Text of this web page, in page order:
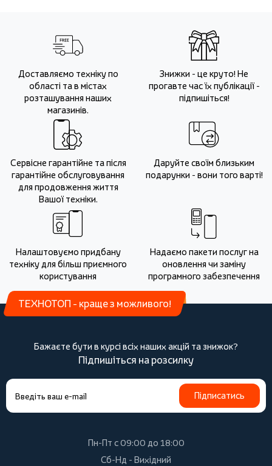
Доставляємо техніку по
області та в містах
розташування наших
магазинів.
Знижки - це круто! Не
прогавте час їх публікації -
підпишіться!
Сервісне гарантійне та після
гарантійне обслуговування
для продовження життя
Вашої техніки.
Даруйте своїм близьким
подарунки - вони того варті!
Налаштовуємо придбану
техніку для більш приємного
користування
Надаємо пакети послуг на
оновлення чи заміну
програмного забезпечення
ТЕХНОТОП - краще з можливого!
Бажаєте бути в курсі всіх наших акцій та знижок?
Підпишіться на розсилку
Підписатись
Пн-Пт с 09:00 до 18:00
Сб-Нд - Вихідний